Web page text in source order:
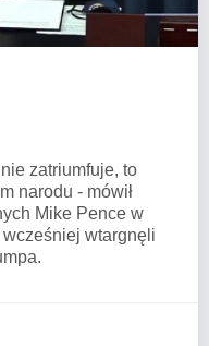
zatriumfuje, to
narodu - mówił
Mike Pence w
wtargnęli